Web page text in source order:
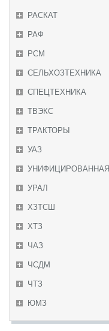
РАСКАТ
РАФ
РСМ
СЕЛЬХОЗТЕХНИКА
СПЕЦТЕХНИКА
ТВЭКС
ТРАКТОРЫ
УАЗ
УНИФИЦИРОВАННАЯ
УРАЛ
ХЗТСШ
ХТЗ
ЧАЗ
ЧСДМ
ЧТЗ
ЮМЗ